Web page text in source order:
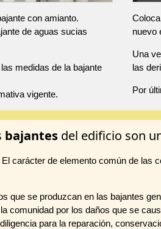
con amianto.
de aguas sucias
medidas de la bajante
vigente.
nuevo
Una
las
Por
bajantesdel edificio son
carácter de elemento común de las
que se produzcan en las bajantes
comunidad por los daños que se
para la reparación,